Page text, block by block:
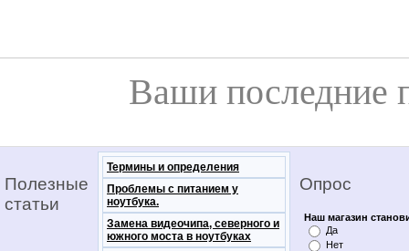
Ваши последние
Полезные
статьи
Термины и определения
Проблемы с питанием у
ноутбука.
Замена видеочипа, северного и
южного моста в ноутбуках
Опрос
Наш магазин
Да
Нет